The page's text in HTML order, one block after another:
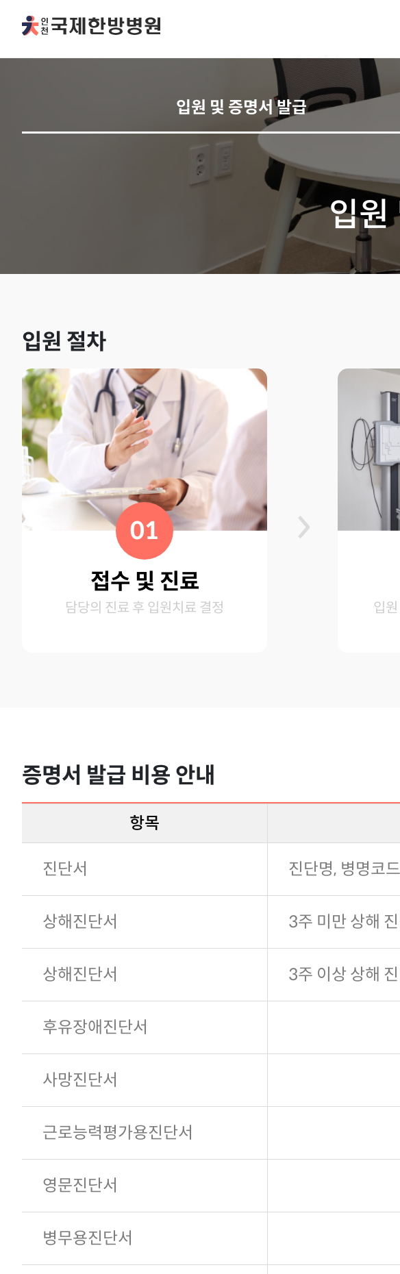
입원 및 증명서 발급
입원
입원 절차
01
접수 및 진료
담당의 진료 후 입원치료 결정 입
증명서 발급 비용 안내
항목
진단서 진단명, 병명코
상해진단서 3주 미만 상해
상해진단서 3주 이상 상해
후유장애진단서
사망진단서
근로능력평가용진단서
영문진단서
병무용진단서